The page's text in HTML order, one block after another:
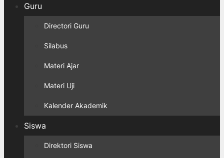
Guru
Directori Guru
Silabus
Materi Ajar
Materi Uji
Kalender Akademik
Siswa
Direktori Siswa